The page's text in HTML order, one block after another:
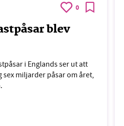
0
blev
i Englands ser ut att
miljarder påsar om året,